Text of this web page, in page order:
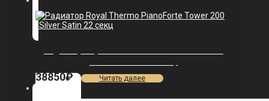
38850₽ Читать далее